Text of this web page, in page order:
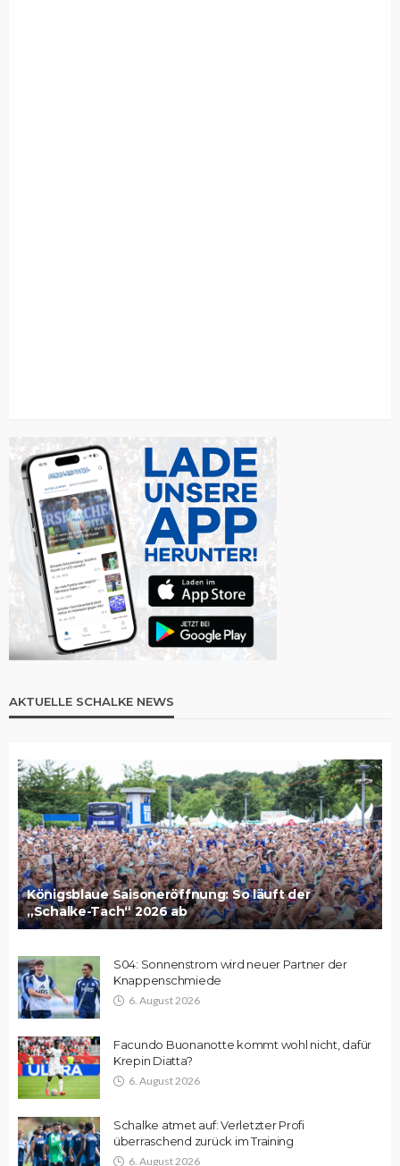
AKTUELLE SCHALKE NEWS
Königsblaue Saisoneröffnung: So läuft der
„Schalke-Tach“ 2026 ab
S04: Sonnenstrom wird neuer Partner der
Knappenschmiede
6. August 2026
Facundo Buonanotte kommt wohl nicht, dafür
Krepin Diatta?
6. August 2026
Schalke atmet auf: Verletzter Profi
überraschend zurück im Training
6. August 2026